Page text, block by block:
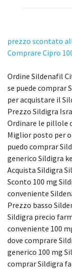
prezzo scontato
Comprare Cipro
Ordine Sildenafil
se puede comprar
per acquistare il
Prezzo Sildigra
Ordinare le pillole
Miglior posto per
puedo comprar
generico Sildigra
Acquista Sildigra
Sconto 100 mg
conveniente
Prezzo basso
Sildigra precio
conveniente 100
dove comprare
generico 100 mg
comprar Sildigra